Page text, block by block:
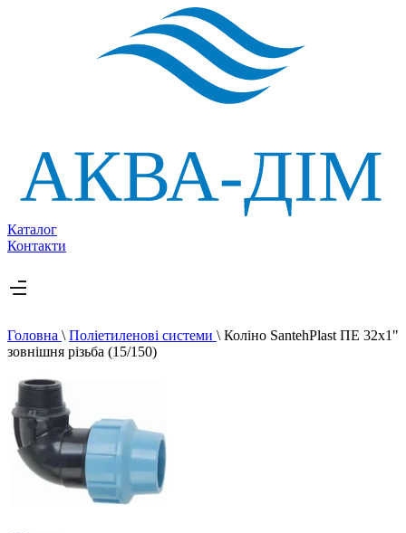
Каталог
Контакти
Головна \ Поліетиленові системи \ Коліно SantehPlast ПЕ 32x1"
зовнішня різьба (15/150)